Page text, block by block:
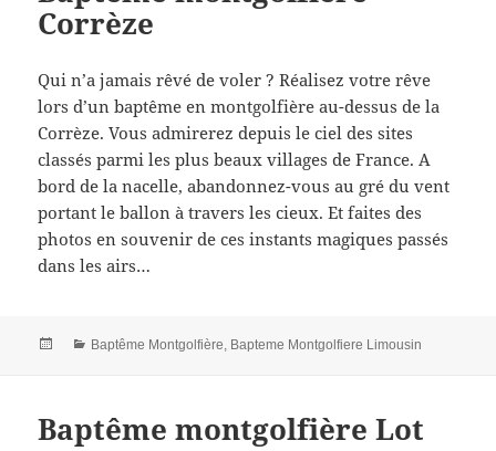
Corrèze
Qui n’a jamais rêvé de voler ? Réalisez votre rêve
lors d’un baptême en montgolfière au-dessus de la
Corrèze. Vous admirerez depuis le ciel des sites
classés parmi les plus beaux villages de France. A
bord de la nacelle, abandonnez-vous au gré du vent
portant le ballon à travers les cieux. Et faites des
photos en souvenir de ces instants magiques passés
dans les airs…
PostedCategories
Baptême Montgolfière, Bapteme Montgolfiere Limousin
Baptême montgolfière Lot